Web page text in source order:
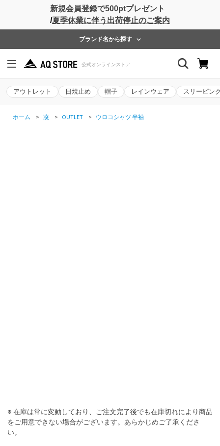
新規会員登録で500ptプレゼント
/夏季休業に伴う出荷停止のご案内
ブランド名から探す
アウトレット 日焼止め 帽子 レインウェア スリーピン
ホーム > 凌 > OUTLET > ウロコシャツ 半袖
※ 在庫は常に変動しており、ご注文完了後でも在庫切れにより商品
をご用意できない場合がございます。あらかじめご了承くださ
い。